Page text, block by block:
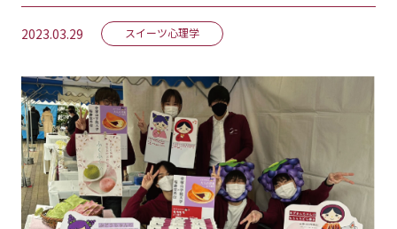
2023.03.29 スイーツ心理学